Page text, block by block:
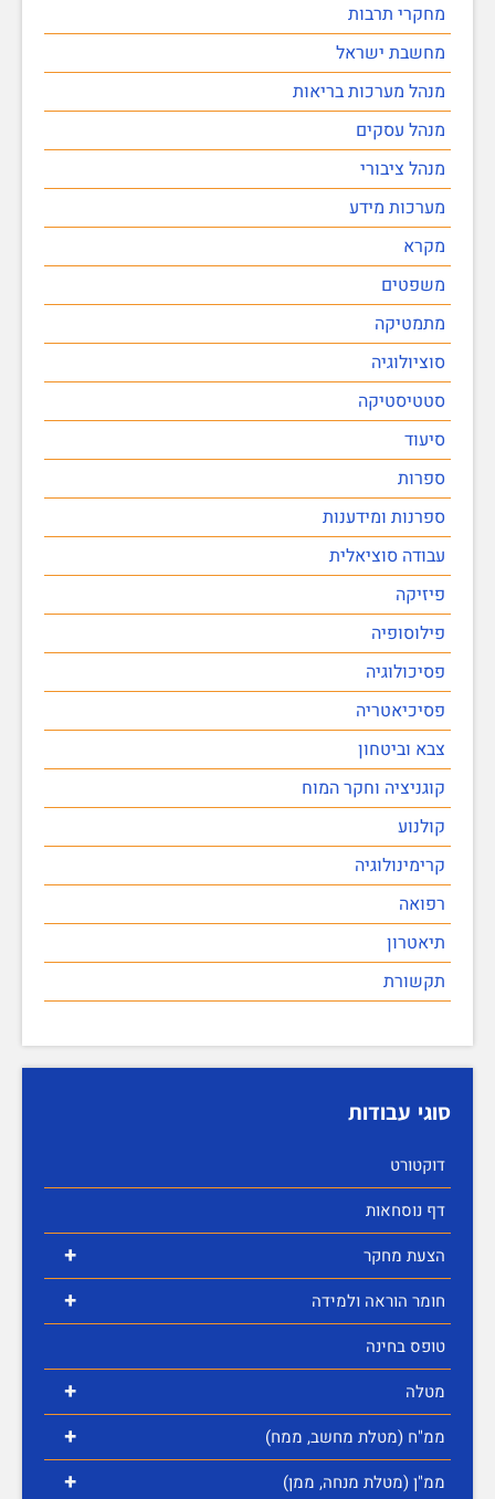
מחקרי תרבות
מחשבת ישראל
מנהל מערכות בריאות
מנהל עסקים
מנהל ציבורי
מערכות מידע
מקרא
משפטים
מתמטיקה
סוציולוגיה
סטטיסטיקה
סיעוד
ספרות
ספרנות ומידענות
עבודה סוציאלית
פיזיקה
פילוסופיה
פסיכולוגיה
פסיכיאטריה
צבא וביטחון
קוגניציה וחקר המוח
קולנוע
קרימינולוגיה
רפואה
תיאטרון
תקשורת
סוגי עבודות
דוקטורט
דף נוסחאות
+ הצעת מחקר
+
חומר הוראה ולמידה
טופס בחינה
+ מטלה
+ ממ"ח (מטלת מחשב, ממח)
+
ממ"ן (מטלת מנחה, ממן)